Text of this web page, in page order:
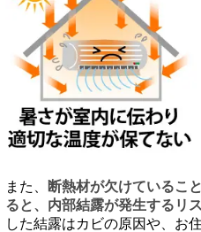
また、
断熱材が欠けているこ
ると、内部結露が発生するリ
した結露はカビの原因や、お